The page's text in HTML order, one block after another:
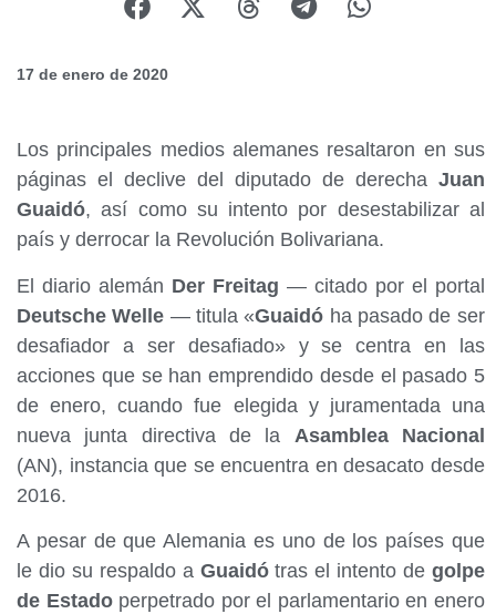
17 de enero de 2020
Los principales medios alemanes resaltaron en sus
páginas el declive del diputado de derecha Juan
Guaidó, así como su intento por desestabilizar al
país y derrocar la Revolución Bolivariana.
El diario alemán Der Freitag — citado por el portal
Deutsche Welle — titula «Guaidó ha pasado de ser
desafiador a ser desafiado» y se centra en las
acciones que se han emprendido desde el pasado 5
de enero, cuando fue elegida y juramentada una
nueva junta directiva de la Asamblea Nacional
(AN), instancia que se encuentra en desacato desde
2016.
A pesar de que Alemania es uno de los países que
le dio su respaldo a Guaidótras el intento de golpe
de Estadoperpetrado por el parlamentario en enero